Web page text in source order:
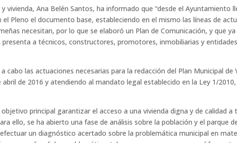
vivienda, Ana Belén Santos, ha informado que “desde el Ayuntamiento
Pleno el documento base, estableciendo en el mismo las líneas de
necesitan, por lo que se elaboró un Plan de Comunicación, y que
presenta a técnicos, constructores, promotores, inmobiliarias y
cabo las actuaciones necesarias para la redacción del Plan Municipal de
de 2016 y atendiendo al mandato legal establecido en la Ley 1/
principal garantizar el acceso a una vivienda digna y de calidad
ello, se ha abierto una fase de análisis sobre la población y el parque
un diagnóstico acertado sobre la problemática municipal en